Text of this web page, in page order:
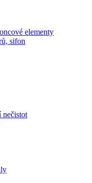
elementy
sifon
nečistot